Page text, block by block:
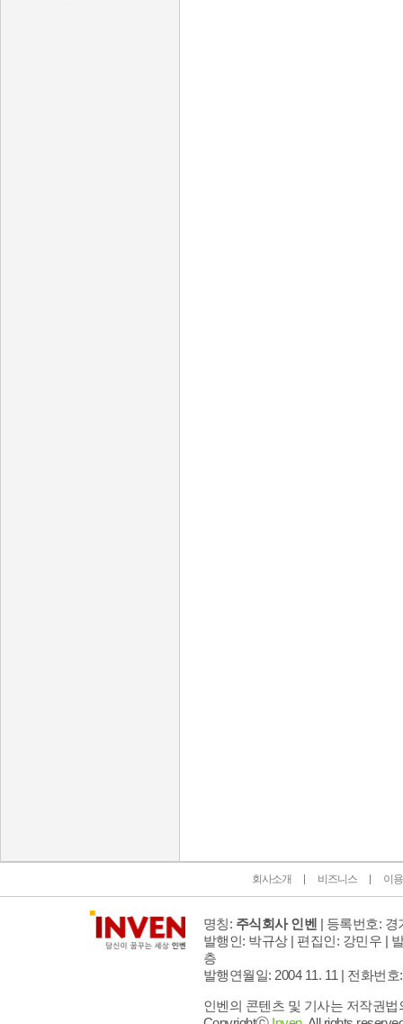
회사소개 비즈니스 이
명칭: 주식회사 인벤 | 등록번호: 경
발행인: 박규상 | 편집인: 강민우 |
층
발행연월일: 2004 11. 11 | 전화번호
인벤의 콘텐츠 및 기사는 저작권